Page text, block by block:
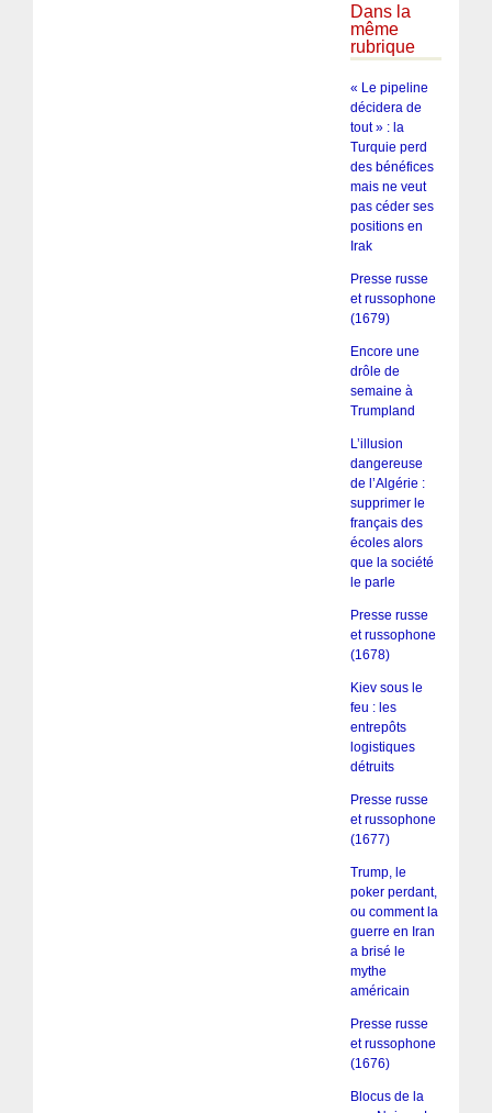
Dans la
même
rubrique
« Le pipeline
décidera de
tout » : la
Turquie perd
des bénéfices
mais ne veut
pas céder ses
positions en
Irak
Presse russe
et russophone
(1679)
Encore une
drôle de
semaine à
Trumpland
L’illusion
dangereuse
de l’Algérie :
supprimer le
français des
écoles alors
que la société
le parle
Presse russe
et russophone
(1678)
Kiev sous le
feu : les
entrepôts
logistiques
détruits
Presse russe
et russophone
(1677)
Trump, le
poker perdant,
ou comment la
guerre en Iran
a brisé le
mythe
américain
Presse russe
et russophone
(1676)
Blocus de la